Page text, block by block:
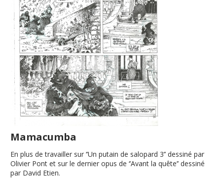
Mamacumba
En plus de travailler sur ‘’Un putain de salopard 3’’ dessiné par
Olivier Pont et sur le dernier opus de ‘’Avant la quête’’ dessiné
par David Etien.